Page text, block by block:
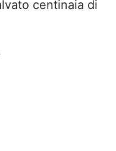
centinaia di